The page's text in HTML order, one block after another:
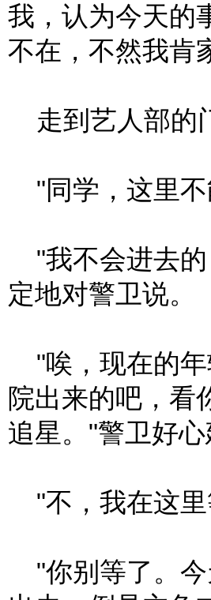
我，认为今天的
不在，不然我肯
走到艺人部的
"同学，这里不
"我不会进去的
定地对警卫说。
"唉，现在的年
院出来的吧，看
追星。"警卫好心
"不，我在这里
"你别等了。今